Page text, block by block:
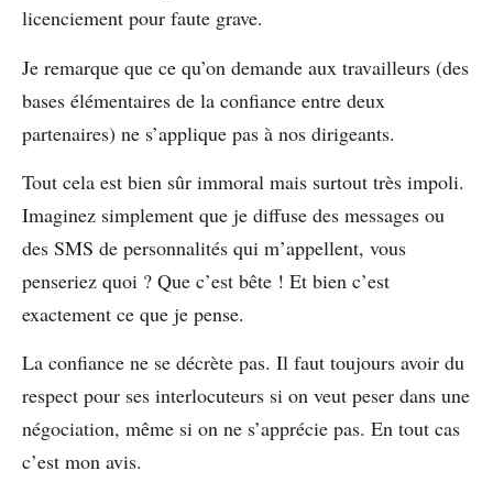
licenciement pour faute grave.
Je remarque que ce qu’on demande aux travailleurs (des
bases élémentaires de la confiance entre deux
partenaires) ne s’applique pas à nos dirigeants.
Tout cela est bien sûr immoral mais surtout très impoli.
Imaginez simplement que je diffuse des messages ou
des SMS de personnalités qui m’appellent, vous
penseriez quoi ? Que c’est bête ! Et bien c’est
exactement ce que je pense.
La confiance ne se décrète pas. Il faut toujours avoir du
respect pour ses interlocuteurs si on veut peser dans une
négociation, même si on ne s’apprécie pas. En tout cas
c’est mon avis.